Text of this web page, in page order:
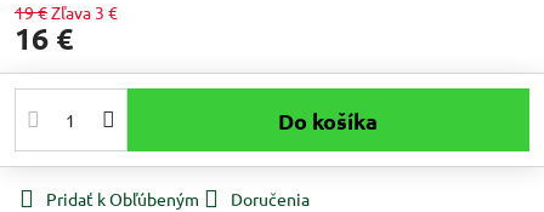
19 €Zľava 3 €
16 €
Do košíka
Pridať k Obľúbeným Doručenia